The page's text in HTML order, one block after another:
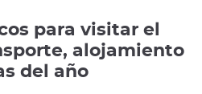
para visitar el
alojamiento
del año